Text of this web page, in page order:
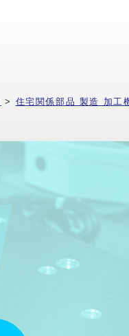
> 住宅関係部品 製造 加工